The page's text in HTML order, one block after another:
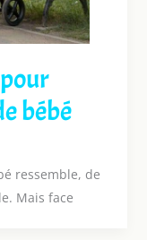
bébé
ressemble, de
Mais face